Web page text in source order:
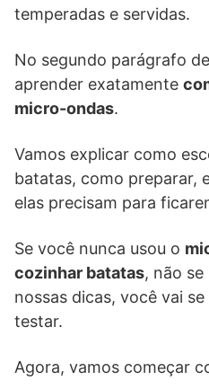
temperadas e servidas.
No segundo parágrafo
aprender exatamente
micro-ondas.
Vamos explicar como
batatas, como preparar,
elas precisam para
Se você nunca usou o
cozinhar batatas, não
nossas dicas, você vai
testar.
Agora, vamos começar